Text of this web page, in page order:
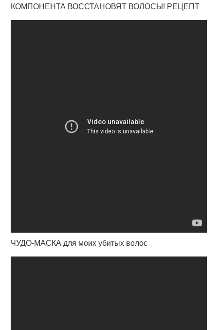
КОМПОНЕНТА ВОССТАНОВЯТ ВОЛОСЫ! РЕЦЕПТ
ЧУДО-МАСКА для моих убитых волос